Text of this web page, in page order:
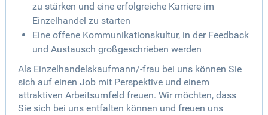
zu stärken und eine erfolgreiche Karriere im
Einzelhandel zu starten
Eine offene Kommunikationskultur, in der Feedback
und Austausch großgeschrieben werden
Als Einzelhandelskaufmann/-frau bei uns können Sie
sich auf einen Job mit Perspektive und einem
attraktiven Arbeitsumfeld freuen. Wir möchten, dass
Sie sich bei uns entfalten können und freuen uns